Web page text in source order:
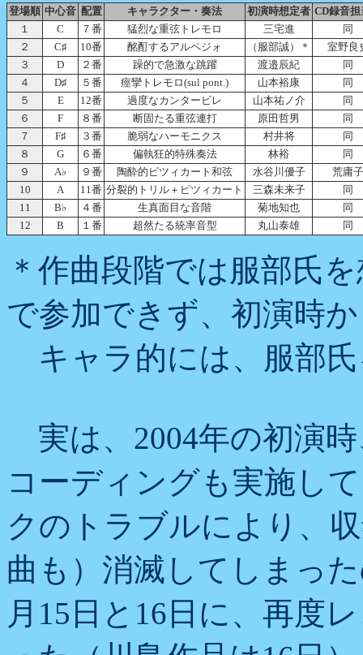
登場順 中心音 配置 キャラクター・奏法 初演時想定者 CD録音担
１
C ７番 猛烈な重弦トレモロ 三宅進
同
２
C♯ 10番 酩酊するアルペジォ （服部誠）＊
室野良
３
D ２番 躁的で急激な跳躍 渡邉辰紀
同
４
D♯ ５番 痙攣トレモロ(sul pont.) 山本裕康
同
５
E 12番 過度なカンタービレ 山本祐ノ介
同
６
F ８番 断固たる重弦連打 原田哲男
同
７
F♯ ３番 脆弱なハーモニクス 村井将
同
８
G ６番 偏執狂的特殊奏法 林裕
同
９
A♭ ９番 陶酔的ピツィカート和弦 水谷川優子
荒庸子
10
A 11番 分裂的トリル＋ピツィカート 三森未来子
同
11
B♭ ４番 生真面目な音階 菊地知也
同
12
B １番 超然たる統率音型 丸山泰雄 同
＊作曲段階では服部氏
で参加できず、初演時
キャラ的には、服部
実は、2004年の初演
コーディングも実施し
クのトラブルにより、
曲も）消滅してしまっ
月15日と16日に、再度